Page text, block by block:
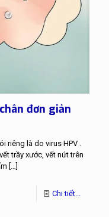
đơn giản
riêng là do virus HPV .
trầy xước, vết nứt trên
[…]
Chi tiết...